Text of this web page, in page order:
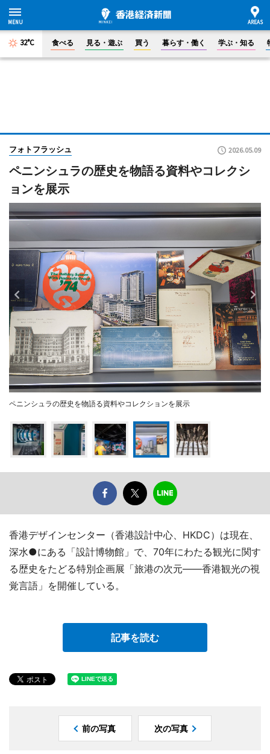
32°C 食べる 見る・遊ぶ 買う 暮らす・働く 学ぶ・知る
フォトフラッシュ 2026.05.09
ペニンシュラの歴史を物語る資料やコレクシ
ョンを展示
ペニンシュラの歴史を物語る資料やコレクションを展示
香港デザインセンター（香港設計中心、HKDC）は現在、
深水●にある「設計博物館」で、70年にわたる観光に関す
る歴史をたどる特別企画展「旅港の次元――香港観光の視
覚言語」を開催している。
記事を読む
前の写真 次の写真